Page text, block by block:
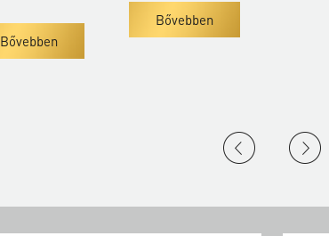
Bővebben
Bővebben